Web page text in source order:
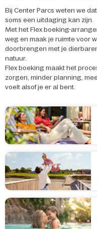
Bij Center Parcs weten we
soms een uitdaging kan zijn.
Met het Flex boeking-
weg en maak je ruimte voor
doorbrengen met je
natuur.
Flex boeking maakt het
zorgen, minder planning,
voelt alsof je er al bent.